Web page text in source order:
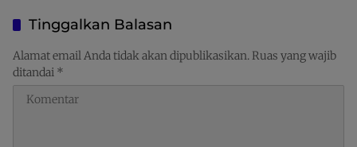
Tinggalkan Balasan
Alamat email Anda tidak akan dipublikasikan. Ruas yang wajib
ditandai *